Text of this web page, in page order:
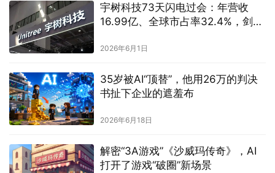
宇树科技73天闪电过会：年营收
16.99亿、全球市占率32.4%，剑指
2026年6月1日
35岁被AI“顶替”，他用26万的判决
书扯下企业的遮羞布
2026年6月18日
解密“3A游戏”《沙威玛传奇》，AI
打开了游戏“破圈”新场景